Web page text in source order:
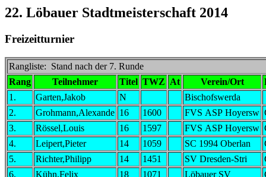
22. Löbauer Stadtmeisterschaft 2014
Freizeitturnier
Rangliste: Stand nach der 7. Runde
Rang
Teilnehmer Titel TWZ At Verein/Ort
1.
Garten,Jakob N
Bischofswerda
2.
Grohmann,Alexande 16 1600 FVS ASP Hoyersw
3.
Rössel,Louis 16 1597 FVS ASP Hoyersw
4.
Leipert,Pieter 14 1059 SC 1994 Oberlan
5.
Richter,Philipp 14 1451 SV Dresden-Stri
6.
Kühn,Felix 18 1071 Löbauer SV